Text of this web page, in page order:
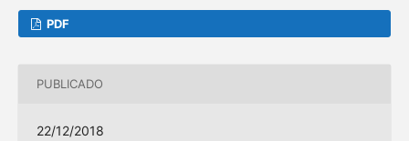
PDF
PUBLICADO
22/12/2018